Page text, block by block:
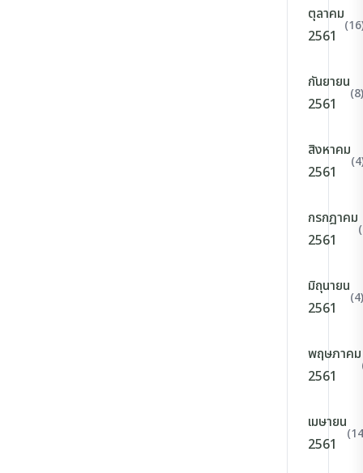
ตุลาคม
2561
กันยายน
2561
(8)
สิงหาคม
2561
กรกฎาคม
2561
มิถุนายน
2561
(4)
พฤษภาคม
2561
เมษายน
2561